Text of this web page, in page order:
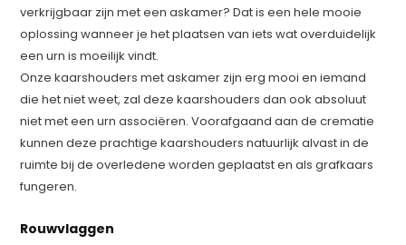
verkrijgbaar zijn met een askamer? Dat is een hele mooie
oplossing wanneer je het plaatsen van iets wat overduidelijk
een urn is moeilijk vindt.
Onze kaarshouders met askamer zijn erg mooi en iemand
die het niet weet, zal deze kaarshouders dan ook absoluut
niet met een urn associëren. Voorafgaand aan de crematie
kunnen deze prachtige kaarshouders natuurlijk alvast in de
ruimte bij de overledene worden geplaatst en als grafkaars
fungeren.
Rouwvlaggen